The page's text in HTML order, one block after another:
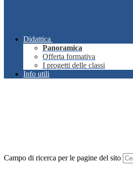
Didattica
Panoramica
Offerta formativa
I progetti delle classi
Info utili
Campo di ricerca per le pagine del sito